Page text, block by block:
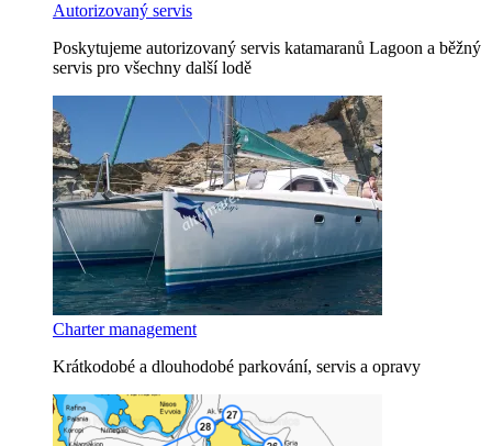
Autorizovaný servis
Poskytujeme autorizovaný servis katamaranů Lagoon a běžný
servis pro všechny další lodě
Charter management
Krátkodobé a dlouhodobé parkování, servis a opravy